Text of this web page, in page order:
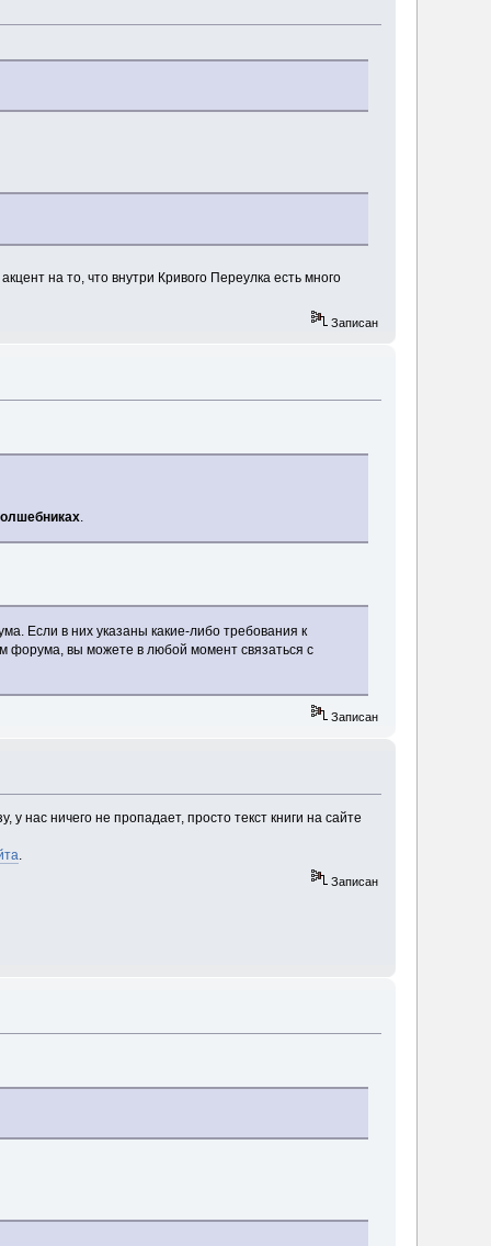
на то, что внутри Кривого Переулка есть много
Записан
Если в них указаны какие-либо требования к
форума, вы можете в любой момент связаться с
Записан
у нас ничего не пропадает, просто текст книги на сайте
Записан